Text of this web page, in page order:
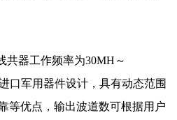
共器工作频率为30MH～
口军用器件设计，具有动态范围
等优点，输出波道数可根据用户